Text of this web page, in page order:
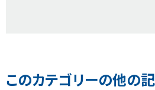
このカテゴリーの他の